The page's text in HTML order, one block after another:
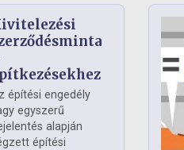
építési engedély
egyszerű
alapján
építési